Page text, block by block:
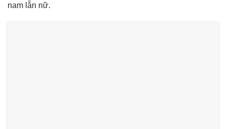
nam lẫn nữ.